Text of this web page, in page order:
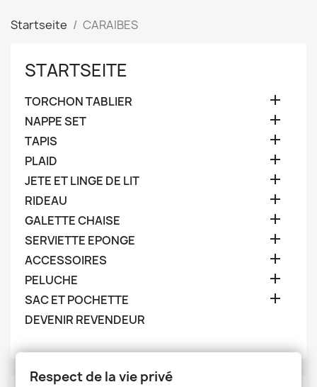
Startseite CARAIBES
STARTSEITE
TORCHON TABLIER 
NAPPE SET 
TAPIS 
PLAID 
JETE ET LINGE DE LIT 
RIDEAU 
GALETTE CHAISE 
SERVIETTE EPONGE 
ACCESSOIRES 
PELUCHE 
SAC ET POCHETTE 
DEVENIR REVENDEUR
Respect de la vie privé